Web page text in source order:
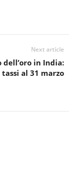
Next article
dell’oro in India:
tassi al 31 marzo